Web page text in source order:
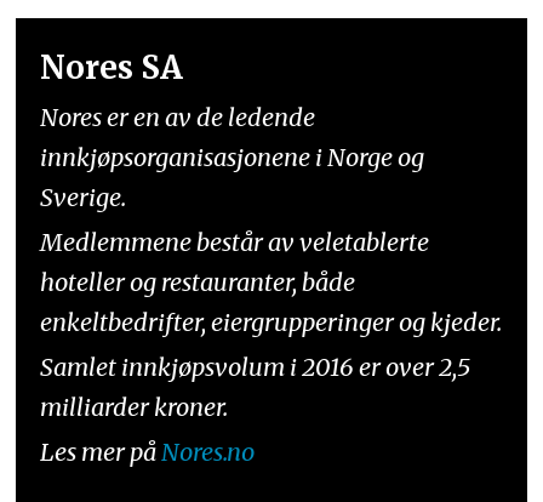
Nores SA
Nores er en av de ledende
innkjøpsorganisasjonene i Norge og
Sverige.
Medlemmene består av veletablerte
hoteller og restauranter, både
enkeltbedrifter, eiergrupperinger og kjeder.
Samlet innkjøpsvolum i 2016 er over 2,5
milliarder kroner.
Les mer på Nores.no